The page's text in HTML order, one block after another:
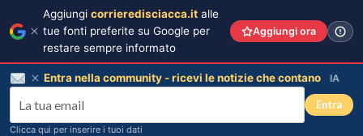
Aggiungi corrieredisciacca.it alle
tue fonti preferite su Google per
restare sempre informato
Aggiungi ora
Entra nella community - ricevi le notizie che contano IA
Entra
Clicca qui per inserire i tuoi dati